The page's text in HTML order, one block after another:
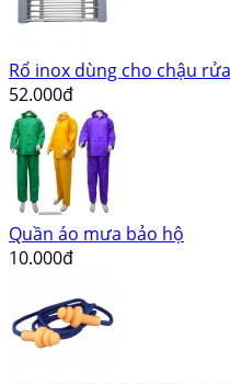
Rổ inox dùng cho chậu
52.000đ
Quần áo mưa bảo hộ
10.000đ